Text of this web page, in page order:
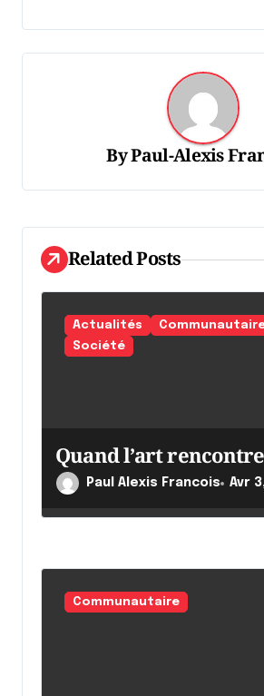
g
a
d
e
l
'
a
r
c
l
e
ByPaul-Alexis
Related Posts
Actualités
Société
Quand l’art rencontre
Paul Alexis Francois Avr
Communautaire